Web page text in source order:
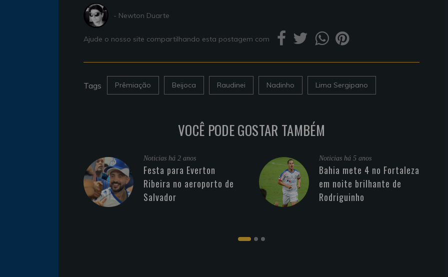
- Newton Duarte
Ajude o nosso site compartilhando esta postagem com
Tags Prêmiação Beijoca Raudinei Nadinho Lima Sergipano
VOCÊ PODE GOSTAR TAMBÉM
Noticias há 2 anos
Festa para Everton
Ribeira no aeroporto de
Salvador
Noticias há 5 anos
Bahia mete 4 no Fortaleza
em noite brilhante de
Rodriguinho